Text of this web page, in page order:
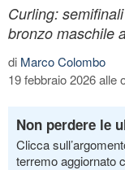
Curling:
bronzo maschile
di Marco Colombo
19 febbraio 2026 alle
Non perdere le
Clicca
terremo aggiornato